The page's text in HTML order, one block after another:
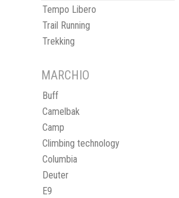
Tempo Libero
Trail Running
Trekking
MARCHIO
Buff
Camelbak
Camp
Climbing technology
Columbia
Deuter
E9